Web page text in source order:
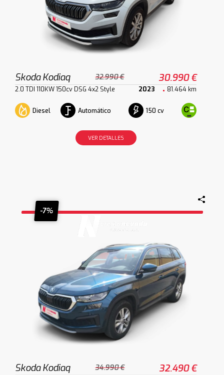
Skoda Kodiaq 32.990 € 30.990 €
2.0 TDI 110KW 150cv DSG 4x2 Style 2023 81.464 km
Diesel Automático 150 cv
VER DETALLES
-7%
Skoda Kodiaq 34.990 € 32.490 €